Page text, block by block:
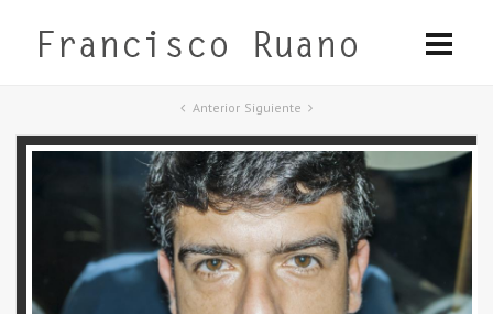
Anterior Siguiente